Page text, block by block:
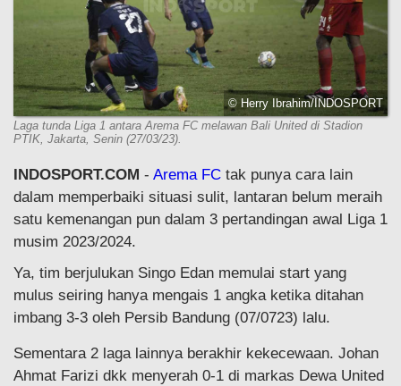
© Herry Ibrahim/INDOSPORT
Laga tunda Liga 1 antara Arema FC melawan Bali United di Stadion
PTIK, Jakarta, Senin (27/03/23).
INDOSPORT.COM - Arema FC tak punya cara lain
dalam memperbaiki situasi sulit, lantaran belum meraih
satu kemenangan pun dalam 3 pertandingan awal Liga 1
musim 2023/2024.
Ya, tim berjulukan Singo Edan memulai start yang
mulus seiring hanya mengais 1 angka ketika ditahan
imbang 3-3 oleh Persib Bandung (07/0723) lalu.
Sementara 2 laga lainnya berakhir kekecewaan. Johan
Ahmat Farizi dkk menyerah 0-1 di markas Dewa United